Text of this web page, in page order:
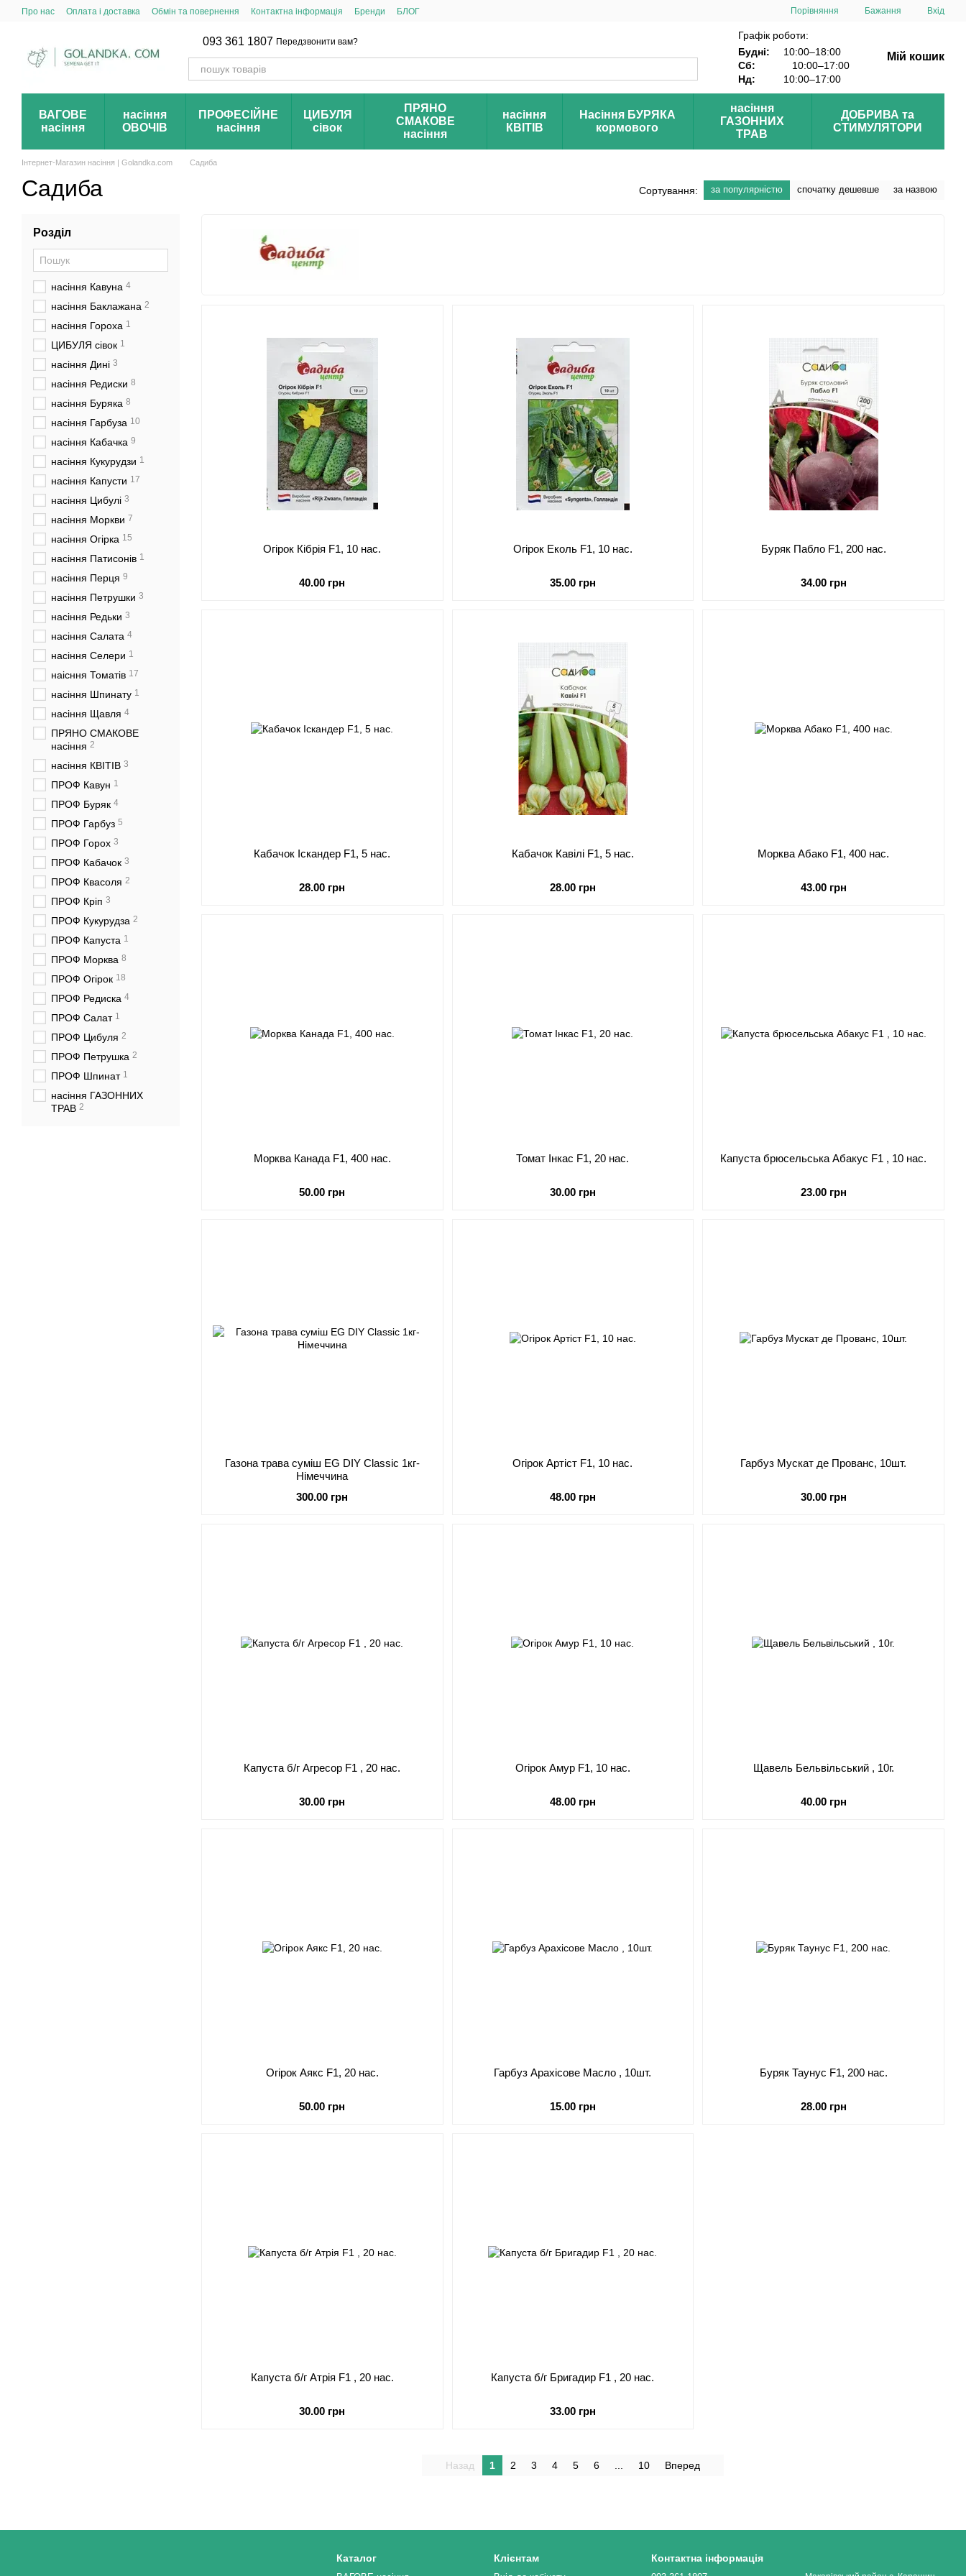
Перейти до основного контенту
Про нас Оплата і доставка Обмін та повернення Контактна інформація Бренди БЛОГ Порівняння Бажання Вхід
093 361 1807 Передзвонити вам?
Графік роботи:
Будні:
10:00–18:00
Сб:
10:00–17:00
Нд:
10:00–17:00
Мій кошик
ВАГОВЕ
насіння
насіння
ОВОЧІВ
ПРОФЕСІЙНЕ
насіння
ЦИБУЛЯ
сівок
ПРЯНО
СМАКОВЕ
насіння
насіння
КВІТІВ
Насіння БУРЯКА
кормового
насіння
ГАЗОННИХ
ТРАВ
ДОБРИВА та
СТИМУЛЯТОРИ
Інтернет-Магазин насіння | Golandka.com Садиба
Садиба Сортування: за популярністю спочатку дешевше за назвою
Огірок Кібрія F1, 10 нас.
40.00 грн
Огірок Еколь F1, 10 нас.
35.00 грн
Буряк Пабло F1, 200 нас.
34.00 грн
Кабачок Іскандер F1, 5 нас.
28.00 грн
Кабачок Кавілі F1, 5 нас.
28.00 грн
Морква Абако F1, 400 нас.
43.00 грн
Морква Канада F1, 400 нас.
50.00 грн
Томат Інкас F1, 20 нас.
30.00 грн
Капуста брюсельська Абакус F1 , 10 нас.
23.00 грн
Газона трава суміш EG DIY Classiс 1кг-
Німеччина
300.00 грн
Огірок Артіст F1, 10 нас.
48.00 грн
Гарбуз Мускат де Прованс, 10шт.
30.00 грн
Капуста б/г Агресор F1 , 20 нас.
30.00 грн
Огірок Амур F1, 10 нас.
48.00 грн
Щавель Бельвільський , 10г.
40.00 грн
Огірок Аякс F1, 20 нас.
50.00 грн
Гарбуз Арахісове Масло , 10шт.
15.00 грн
Буряк Таунус F1, 200 нас.
28.00 грн
Капуста б/г Атрія F1 , 20 нас.
30.00 грн
Капуста б/г Бригадир F1 , 20 нас.
33.00 грн
Назад 1 2 3 4 5 6 ... 10 Вперед
Розділ
насіння Кавуна 4
насіння Баклажана 2
насіння Гороха 1
ЦИБУЛЯ сівок 1
насіння Дині 3
насіння Редиски 8
насіння Буряка 8
насіння Гарбуза 10
насіння Кабачка 9
насіння Кукурудзи 1
насіння Капусти 17
насіння Цибулі 3
насіння Моркви 7
насіння Огірка 15
насіння Патисонів 1
насіння Перця 9
насіння Петрушки 3
насіння Редьки 3
насіння Салата 4
насіння Селери 1
наісння Томатів 17
насіння Шпинату 1
насіння Щавля 4
ПРЯНО СМАКОВЕ
насіння 2
насіння КВІТІВ 3
ПРОФ Кавун 1
ПРОФ Буряк 4
ПРОФ Гарбуз 5
ПРОФ Горох 3
ПРОФ Кабачок 3
ПРОФ Квасоля 2
ПРОФ Кріп 3
ПРОФ Кукурудза 2
ПРОФ Капуста 1
ПРОФ Морква 8
ПРОФ Огірок 18
ПРОФ Редиска 4
ПРОФ Салат 1
ПРОФ Цибуля 2
ПРОФ Петрушка 2
ПРОФ Шпинат 1
насіння ГАЗОННИХ
ТРАВ 2
Каталог Клієнтам Контактна інформація